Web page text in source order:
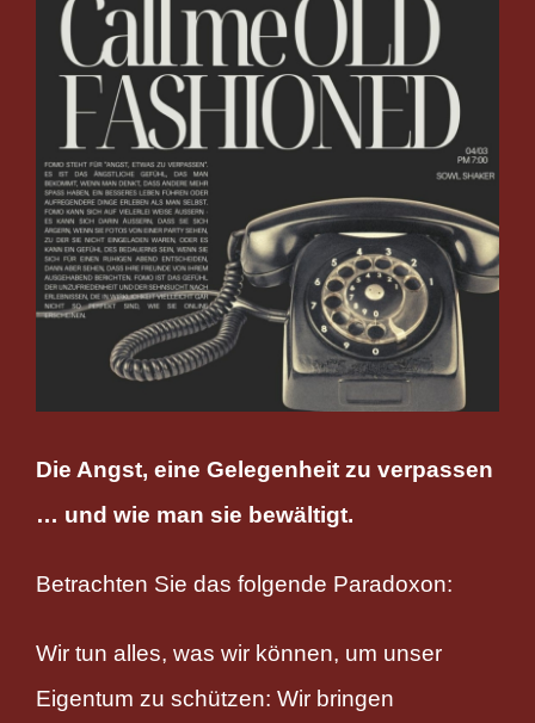
Larger
Image
Die Angst, eine Gelegenheit zu verpassen
… und wie man sie bewältigt.
Betrachten Sie das folgende Paradoxon:
Wir tun alles, was wir können, um unser
Eigentum zu schützen: Wir bringen